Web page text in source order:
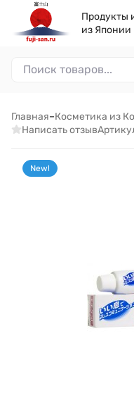
Продукты
из Японии
Главная–Косметика из
Написать отзыв
New!